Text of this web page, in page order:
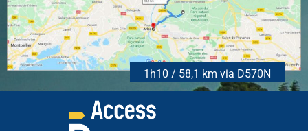
1h10 / 58,1 km via D570N